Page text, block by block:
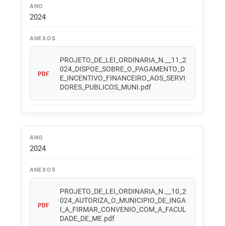
ANO
2024
ANEXOS
PDF
PROJETO_DE_LEI_ORDINARIA_N.__11_2
024_DISPOE_SOBRE_O_PAGAMENTO_D
E_INCENTIVO_FINANCEIRO_AOS_SERVI
DORES_PUBLICOS_MUNI.pdf
ANO
2024
ANEXOS
PDF
PROJETO_DE_LEI_ORDINARIA_N.__10_2
024_AUTORIZA_O_MUNICIPIO_DE_INGA
I_A_FIRMAR_CONVENIO_COM_A_FACUL
DADE_DE_ME.pdf